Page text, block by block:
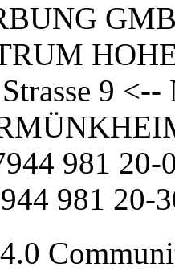
9
981 20-
981 20-